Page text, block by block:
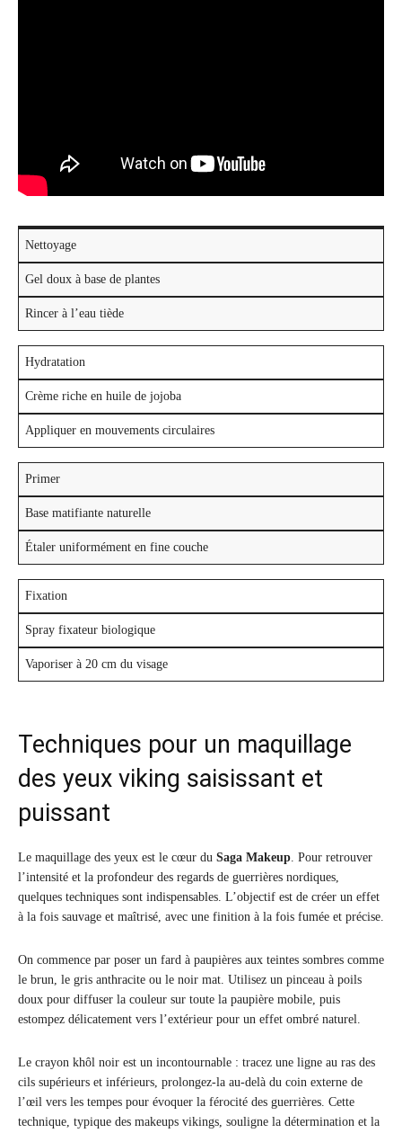
Nettoyage
Gel doux à base de plantes
Rincer à l’eau tiède
Hydratation
Crème riche en huile de jojoba
Appliquer en mouvements circulaires
Primer
Base matifiante naturelle
Étaler uniformément en fine couche
Fixation
Spray fixateur biologique
Vaporiser à 20 cm du visage
Techniques pour un maquillage
des yeux viking saisissant et
puissant
Le maquillage des yeux est le cœur du Saga Makeup . Pour retrouver
l’intensité et la profondeur des regards de guerrières nordiques,
quelques techniques sont indispensables. L’objectif est de créer un effet
à la fois sauvage et maîtrisé, avec une finition à la fois fumée et précise.
On commence par poser un fard à paupières aux teintes sombres comme
le brun, le gris anthracite ou le noir mat. Utilisez un pinceau à poils
doux pour diffuser la couleur sur toute la paupière mobile, puis
estompez délicatement vers l’extérieur pour un effet ombré naturel.
Le crayon khôl noir est un incontournable : tracez une ligne au ras des
cils supérieurs et inférieurs, prolongez-la au-delà du coin externe de
l’œil vers les tempes pour évoquer la férocité des guerrières. Cette
technique, typique des makeups vikings, souligne la détermination et la